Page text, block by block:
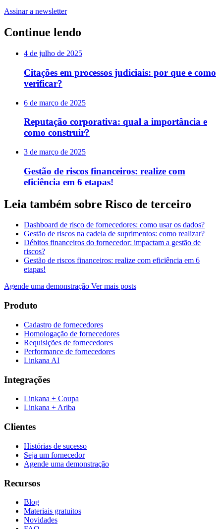
Assinar a newsletter
Continue lendo
4 de julho de 2025
Citações em processos judiciais: por que e como
verificar?
6 de março de 2025
Reputação corporativa: qual a importância e
como construir?
3 de março de 2025
Gestão de riscos financeiros: realize com
eficiência em 6 etapas!
Leia também sobre Risco de terceiro
Dashboard de risco de fornecedores: como usar os dados?
Gestão de riscos na cadeia de suprimentos: como realizar?
Débitos financeiros do fornecedor: impactam a gestão de
riscos?
Gestão de riscos financeiros: realize com eficiência em 6
etapas!
Agende uma demonstração Ver mais posts
Produto
Cadastro de fornecedores
Homologação de fornecedores
Requisições de fornecedores
Performance de fornecedores
Linkana AI
Integrações
Linkana + Coupa
Linkana + Ariba
Clientes
Histórias de sucesso
Seja um fornecedor
Agende uma demonstração
Recursos
Blog
Materiais gratuitos
Novidades